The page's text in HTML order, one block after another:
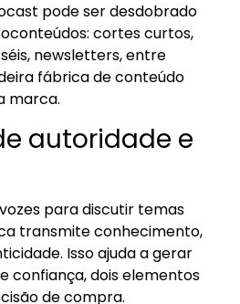
pode ser desdobrado
cortes curtos,
newsletters, entre
fábrica de conteúdo
marca.
autoridade e
para discutir temas
transmite conhecimento,
Isso ajuda a gerar
confiança, dois elementos
de compra.